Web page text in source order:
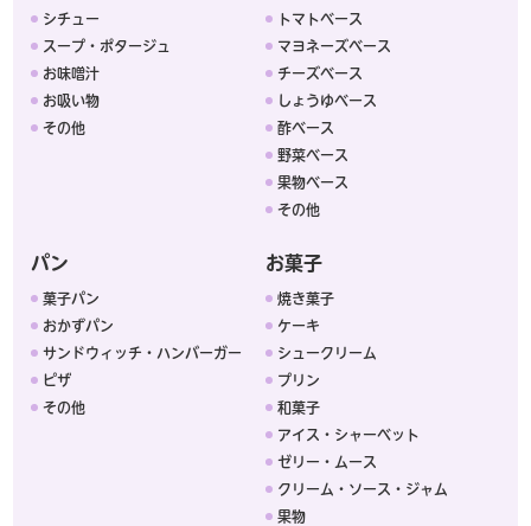
シチュー
スープ・ポタージュ
お味噌汁
お吸い物
その他
トマトベース
マヨネーズベース
チーズベース
しょうゆベース
酢ベース
野菜ベース
果物ベース
その他
パン
菓子パン
おかずパン
サンドウィッチ・ハンバーガー
ピザ
その他
お菓子
焼き菓子
ケーキ
シュークリーム
プリン
和菓子
アイス・シャーベット
ゼリー・ムース
クリーム・ソース・ジャム
果物